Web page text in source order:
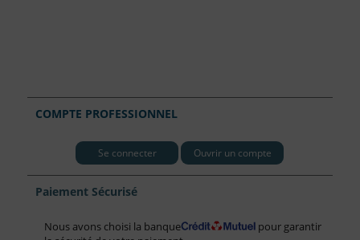
COMPTE PROFESSIONNEL
Se connecter Ouvrir un compte
Paiement Sécurisé
Nous avons choisi la banque
pour garantir